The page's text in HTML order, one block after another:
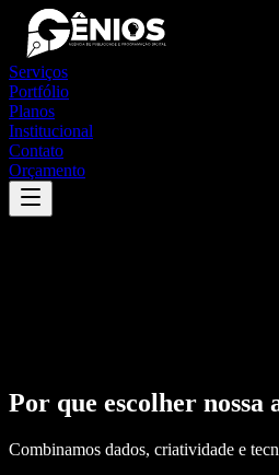
Serviços
Portfólio
Planos
Institucional
Contato
Orçamento
Por que escolher nossa
Combinamos dados, criatividade e